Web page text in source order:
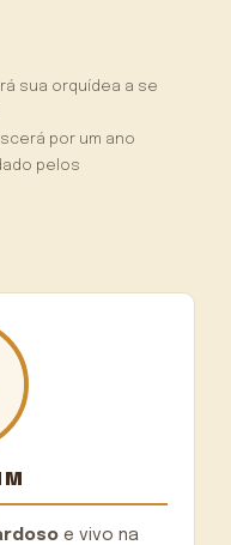
sua orquídea a se
por um ano
pelos
e vivo na